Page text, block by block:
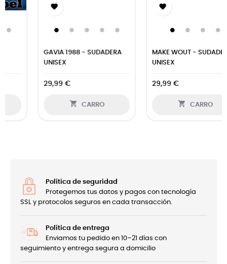

GAVIA 1988 - SUDADERA
CARRO
MAKE WOUT - SUDADERA
CARRO
Política de seguridad
Protegemos tus datos y pagos con tecnología
SSL y protocolos seguros en cada transacción.
Política de entrega
Enviamos tu pedido en 10–21 días con
seguimiento y entrega segura a domicilio